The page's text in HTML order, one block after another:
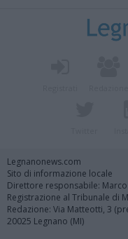
Legnanonews.com
Sito di informazione locale
Direttore responsabile: Marco
Registrazione al Tribunale di
Redazione: Via Matteotti, 3
20025 Legnano (MI)